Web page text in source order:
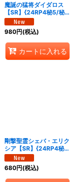
魔誕の猛将ダイダロス
【SR】{24RP4秘5/秘
24}《火》
980円(税込)
カートに入れる
剛撃聖霊シェバ・エリク
シア【SR】{24RP4秘8/
秘24}《多》
680円(税込)